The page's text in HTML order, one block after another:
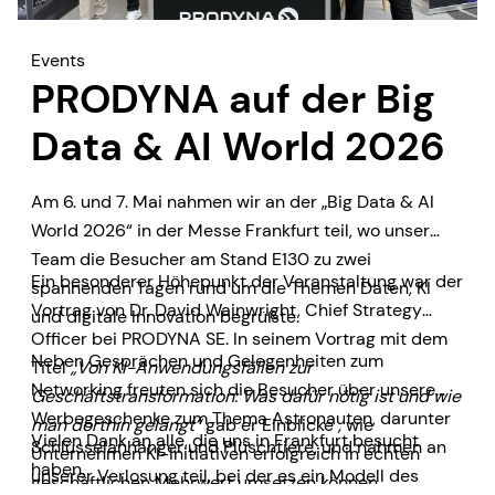
Events
PRODYNA auf der Big
Data & AI World 2026
Am 6. und 7. Mai nahmen wir an der „Big Data & AI
World 2026“ in der Messe Frankfurt teil, wo unser
Team die Besucher am Stand E130 zu zwei
spannenden Tagen rund um die Themen Daten, KI
und digitale Innovation begrüßte.
Ein besonderer Höhepunkt der Veranstaltung war der
Vortrag von Dr. David Wainwright, Chief Strategy
Officer bei PRODYNA SE. In seinem Vortrag mit dem
Titel„Von KI-Anwendungsfällen zur
Geschäftstransformation: Was dafür nötig ist und wie
man dorthin gelangt“gab er Einblicke,wie
Unternehmen KI-Initiativen erfolgreich in echten
geschäftlichen Mehrwert umsetzen können.
Neben Gesprächen und Gelegenheiten zum
Networking freuten sich die Besucher über unsere
Werbegeschenke zum Thema Astronauten, darunter
Schlüsselanhänger und Plüschtiere, und nahmen an
unserer Verlosung teil, bei der es ein Modell des
Vielen Dank an alle, die uns in Frankfurt besucht
haben.